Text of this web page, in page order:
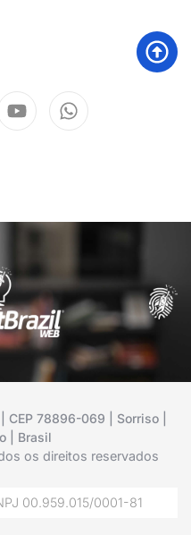
CEP 78896-069 | Sorriso |
| Brasil
os direitos reservados
00.959.015/0001-81